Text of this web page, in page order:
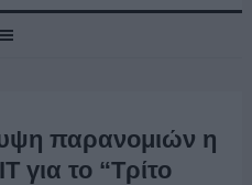
παρανομιών η
για το “Τρίτο